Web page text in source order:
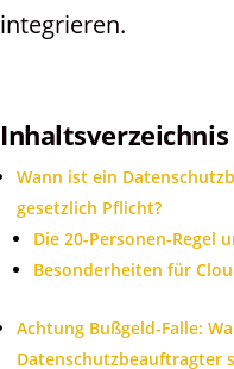
integrieren.
Inhaltsverzeichnis
Wann ist ein
gesetzlich Pflicht?
Die 20-Personen-Regel
Besonderheiten für
Achtung Bußgeld-Falle:
Datenschutzbeauftragter